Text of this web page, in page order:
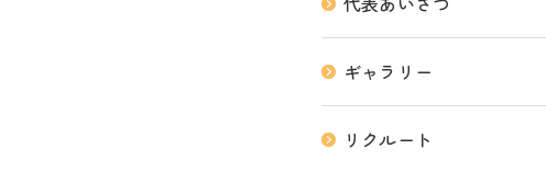
ギャラリー
リクルート